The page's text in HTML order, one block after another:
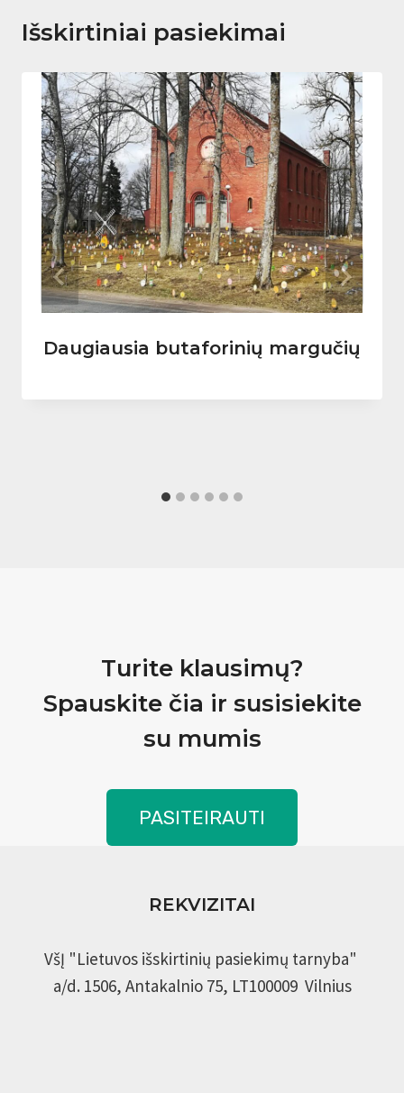
Išskirtiniai pasiekimai
Daugiausia butaforinių margučių
Turite klausimų?
Spauskite čia ir susisiekite
su mumis
PASITEIRAUTI
REKVIZITAI
VšĮ "Lietuvos išskirtinių pasiekimų tarnyba"
a/d. 1506, Antakalnio 75, LT100009 Vilnius